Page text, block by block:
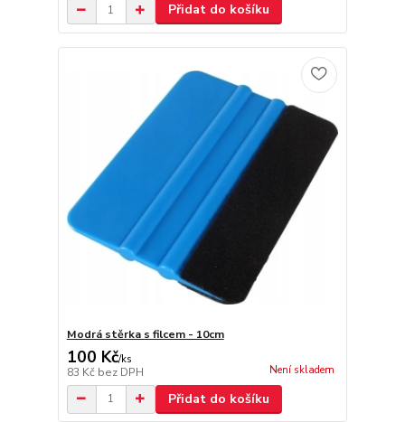
Přidat do košíku
Modrá stěrka s filcem - 10cm
100 Kč/ks
83 Kč bez DPH Není skladem
Přidat do košíku